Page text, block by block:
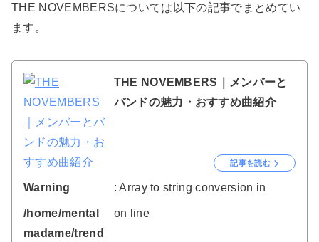
THE NOVEMBERSについては以下の記事でまとめてい
ます。
Warning : Array to string conversion in
/home/mental
madame/trend
on line
THE NOVEMBERS｜メンバーと
バンドの魅力・おすすめ曲紹介
記事を読む